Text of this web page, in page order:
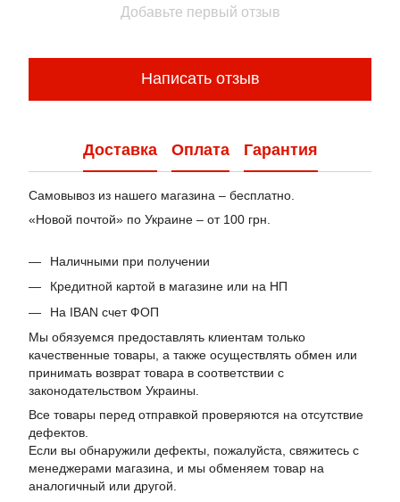
Добавьте первый отзыв
Написать отзыв
Доставка Оплата Гарантия
Самовывоз из нашего магазина – бесплатно.
«Новой почтой» по Украине – от 100 грн.
Наличными при получении
Кредитной картой в магазине или на НП
На IBAN счет ФОП
Мы обязуемся предоставлять клиентам только
качественные товары, а также осуществлять обмен или
принимать возврат товара в соответствии с
законодательством Украины.
Все товары перед отправкой проверяются на отсутствие
дефектов.
Если вы обнаружили дефекты, пожалуйста, свяжитесь с
менеджерами магазина, и мы обменяем товар на
аналогичный или другой.